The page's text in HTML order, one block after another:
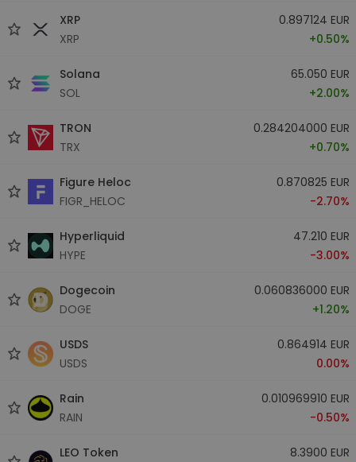
XRP
XRP
0.897124 EUR
+0.50%
Solana
SOL
65.050 EUR
+2.00%
TRON
TRX
0.284204000 EUR
+0.70%
Figure Heloc
FIGR_HELOC
0.870825 EUR
-2.70%
Hyperliquid
HYPE
47.210 EUR
-3.00%
Dogecoin
DOGE
0.060836000 EUR
+1.20%
USDS
USDS
0.864914 EUR
0.00%
Rain
RAIN
0.010969910 EUR
-0.50%
LEO Token
8.3900 EUR